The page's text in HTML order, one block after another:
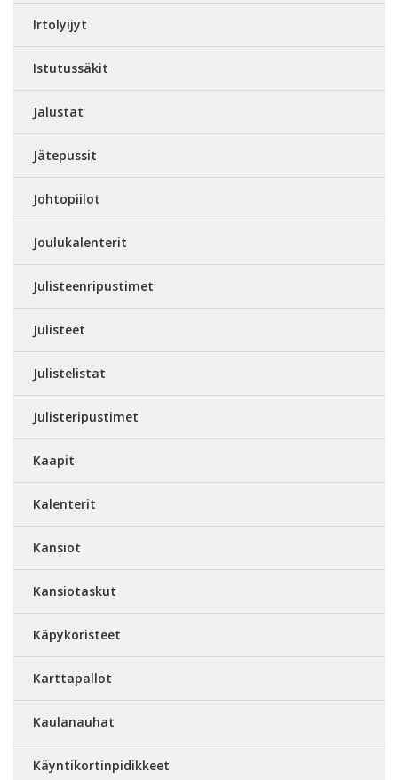
Irtolyijyt
Istutussäkit
Jalustat
Jätepussit
Johtopiilot
Joulukalenterit
Julisteenripustimet
Julisteet
Julistelistat
Julisteripustimet
Kaapit
Kalenterit
Kansiot
Kansiotaskut
Käpykoristeet
Karttapallot
Kaulanauhat
Käyntikortinpidikkeet